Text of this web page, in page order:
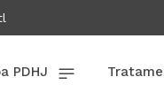
PDHJ